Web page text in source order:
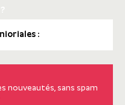
nouveautés, sans spam